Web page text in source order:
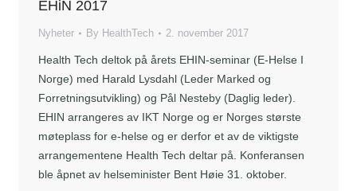
EHiN 2017
Nyheter By HealthTech 2. november 2017
Health Tech deltok på årets EHIN-seminar (E-Helse I
Norge) med Harald Lysdahl (Leder Marked og
Forretningsutvikling) og Pål Nesteby (Daglig leder).
EHIN arrangeres av IKT Norge og er Norges største
møteplass for e-helse og er derfor et av de viktigste
arrangementene Health Tech deltar på. Konferansen
ble åpnet av helseminister Bent Høie 31. oktober.